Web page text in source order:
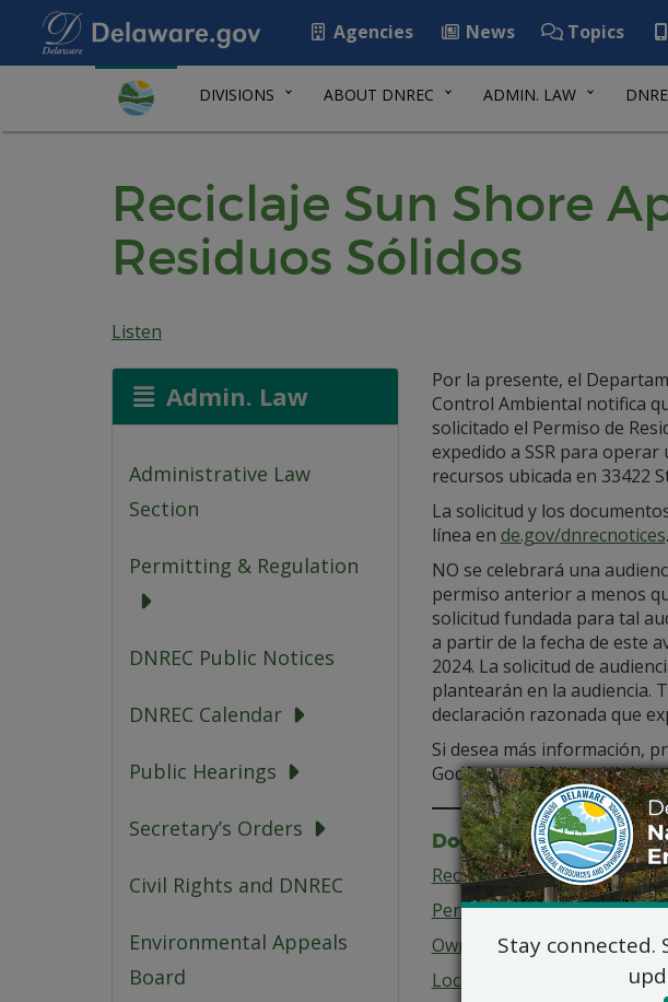
Agencies News Topics
DIVISIONS ABOUT DNREC ADMIN. LAW
Reciclaje Sun Shore
Residuos Sólidos
Listen
Admin. Law
Administrative Law
Section
Permitting & Regulation
DNREC Public Notices
DNREC Calendar
Public Hearings
Secretary’s Orders
Civil Rights and DNREC
Environmental Appeals
Board
Por la presente, el
Control Ambiental notifica
solicitado el Permiso de
expedido a SSR para
recursos ubicada en 33422
La solicitud y los
línea en de.gov/dnrecnotices.
NO se celebrará una
permiso anterior a menos
solicitud fundada para tal
a partir de la fecha de este
2024. La solicitud de
plantearán en la audiencia.
declaración razonada que
Si desea más información,
Godfrey en 89 Kings
Documentos para
Recycling Permit Checklist
Permit Application
Ownership Documents
Local Zoning Documents
Stay connected.